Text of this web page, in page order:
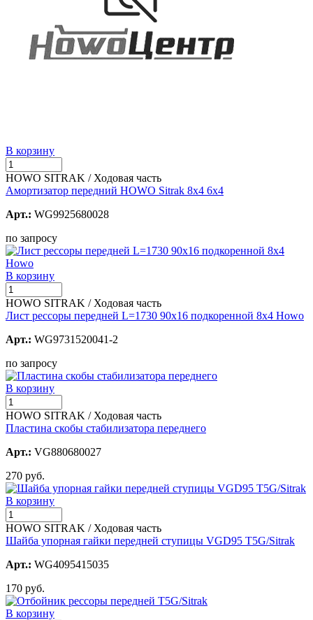
В корзину
HOWO SITRAK / Ходовая часть
Амортизатор передний HOWO Sitrak 8х4 6х4
Арт.: WG9925680028
по запросу
В корзину
HOWO SITRAK / Ходовая часть
Лист рессоры передней L=1730 90х16 подкоренной 8х4 Howo
Арт.: WG9731520041-2
по запросу
В корзину
HOWO SITRAK / Ходовая часть
Пластина скобы стабилизатора переднего
Арт.: VG880680027
270 руб.
В корзину
HOWO SITRAK / Ходовая часть
Шайба упорная гайки передней ступицы VGD95 T5G/Sitrak
Арт.: WG4095415035
170 руб.
В корзину